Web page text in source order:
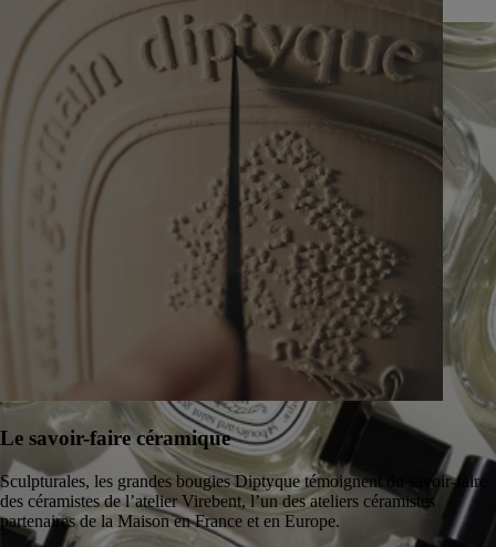
Le savoir-faire céramique
Sculpturales, les grandes bougies Diptyque témoignent du savoir-faire
des céramistes de l’atelier Virebent, l’un des ateliers céramistes
partenaires de la Maison en France et en Europe.